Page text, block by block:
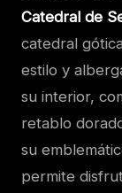
Catedral de
catedral
estilo y
su interior,
retablo
su
permite